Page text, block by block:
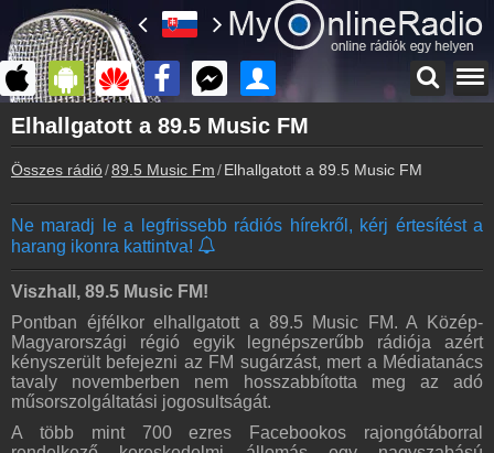
Főoldal
myonlineradio.hu
89.5 Music Fm
Bejelentkezés
Hozz létre saját fiókot!
Archívum
Kapcsolat
Írj nekünk!
Partnerek
Rádiós partnerek
Elhallgatott a 89.5 Music FM
Összes rádió 89.5 Music Fm Elhallgatott a 89.5 Music FM
Ne maradj le a legfrissebb rádiós hírekről, kérj értesítést a
harang ikonra kattintva!
Viszhall, 89.5 Music FM!
Pontban éjfélkor elhallgatott a 89.5 Music FM. A Közép-
Magyarországi régió egyik legnépszerűbb rádiója azért
kényszerült befejezni az FM sugárzást, mert a Médiatanács
tavaly novemberben nem hosszabbította meg az adó
műsorszolgáltatási jogosultságát.
A több mint 700 ezres Facebookos rajongótáborral